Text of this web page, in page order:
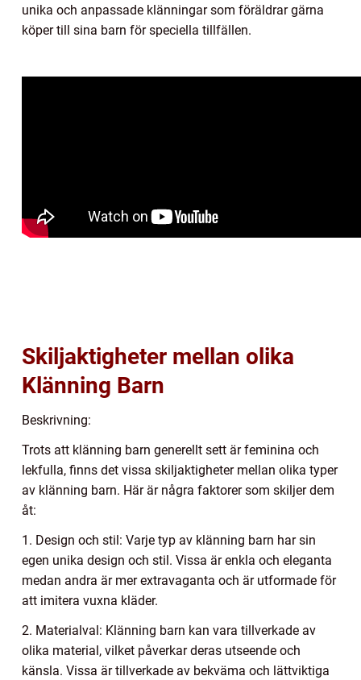
unika och anpassade klänningar som föräldrar gärna
köper till sina barn för speciella tillfällen.
Skiljaktigheter mellan olika
Klänning Barn
Beskrivning:
Trots att klänning barn generellt sett är feminina och
lekfulla, finns det vissa skiljaktigheter mellan olika typer
av klänning barn. Här är några faktorer som skiljer dem
åt:
1. Design och stil: Varje typ av klänning barn har sin
egen unika design och stil. Vissa är enkla och eleganta
medan andra är mer extravaganta och är utformade för
att imitera vuxna kläder.
2. Materialval: Klänning barn kan vara tillverkade av
olika material, vilket påverkar deras utseende och
känsla. Vissa är tillverkade av bekväma och lättviktiga